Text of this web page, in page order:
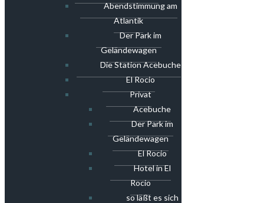
Abendstimmung am
Atlantik
Der Park im
Geländewagen
Die Station Acebuche
El Rocio
Privat
Acebuche
Der Park im
Geländewagen
El Rocio
Hotel in El
Rocio
so läßt es sich